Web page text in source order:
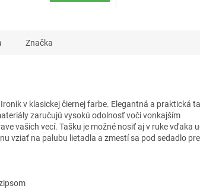
Značka
v klasickej čiernej farbe. Elegantná a praktická
zaručujú vysokú odolnosť voči vonkajším
vašich vecí. Tašku je možné nosiť aj v ruke vďaka
vziať na palubu lietadla a zmestí sa pod sedadlo